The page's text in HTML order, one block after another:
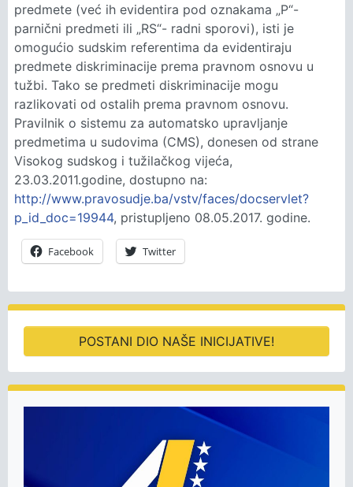
predmete (već ih evidentira pod oznakama „P“-
parnični predmeti ili „RS“- radni sporovi), isti je
omogućio sudskim referentima da evidentiraju
predmete diskriminacije prema pravnom osnovu u
tužbi. Tako se predmeti diskriminacije mogu
razlikovati od ostalih prema pravnom osnovu.
Pravilnik o sistemu za automatsko upravljanje
predmetima u sudovima (CMS), donesen od strane
Visokog sudskog i tužilačkog vijeća,
23.03.2011.godine, dostupno na:
http://www.pravosudje.ba/vstv/faces/docservlet?
p_id_doc=19944, pristupljeno 08.05.2017. godine.
Facebook Twitter
POSTANI DIO NAŠE INICIJATIVE!